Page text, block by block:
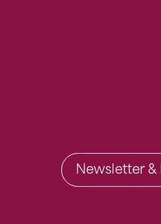
Newsletter